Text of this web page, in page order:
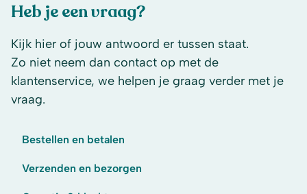
Heb je een vraag?
Kijk hier of jouw antwoord er tussen staat.
Zo niet neem dan contact op met de
klantenservice, we helpen je graag verder met je
vraag.
Bestellen en betalen
Verzenden en bezorgen